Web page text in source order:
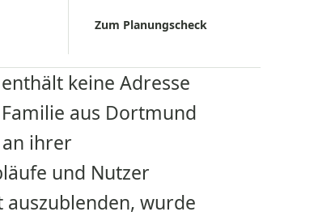
Zum Planungscheck
keine Adresse
aus Dortmund
ihrer
und Nutzer
wurde